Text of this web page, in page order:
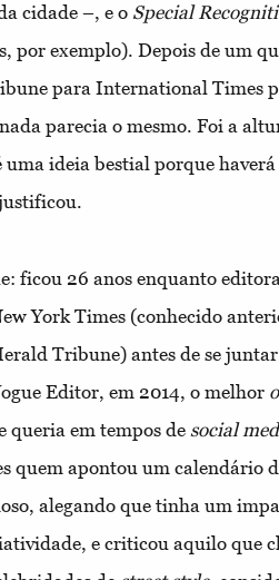
cidade –, e o Special
por exemplo). Depois de um
para International Times
parecia o mesmo. Foi a
uma ideia bestial porque
ficou 26 anos enquanto
York Times (conhecido
Tribune) antes de se
Editor, em 2014, o melhor
queria em tempos de social
quem apontou um calendário
alegando que tinha um
e criticou aquilo que